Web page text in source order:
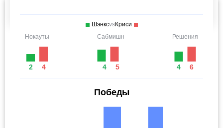
ШэнксvsКриси
Нокауты
2 4
Сабмишн
4 5
Решения
4 6
Победы